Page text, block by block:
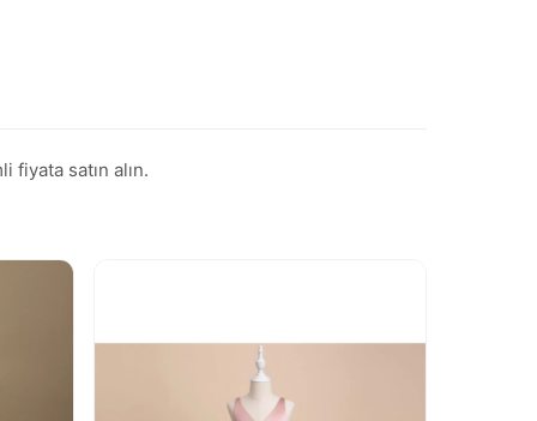
satın alın.